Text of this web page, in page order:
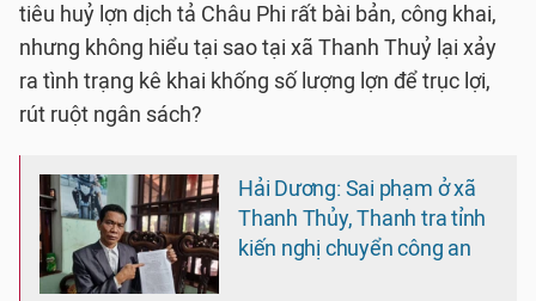
tiêu huỷ lợn dịch tả Châu Phi rất bài bản, công khai,
nhưng không hiểu tại sao tại xã Thanh Thuỷ lại xảy
ra tình trạng kê khai khống số lượng lợn để trục lợi,
rút ruột ngân sách?
Hải Dương: Sai phạm ở xã
Thanh Thủy, Thanh tra tỉnh
kiến nghị chuyển công an